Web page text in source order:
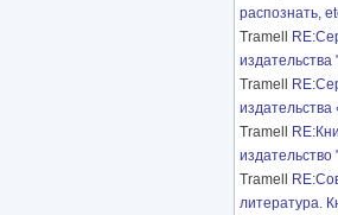
распознать,
Tramell
издательства
Tramell
издательства
Tramell
издательство
Tramell
литература.